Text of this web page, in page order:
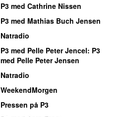
P3 med Cathrine Nissen
P3 med Mathias Buch Jensen
Natradio
P3 med Pelle Peter Jencel: P3
med Pelle Peter Jensen
Natradio
WeekendMorgen
Pressen på P3